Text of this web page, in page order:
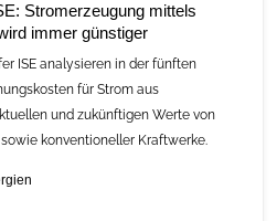
Stromerzeugung mittels
immer günstiger
ISE analysieren in der fünften
für Strom aus
und zukünftigen Werte von
konventioneller Kraftwerke.